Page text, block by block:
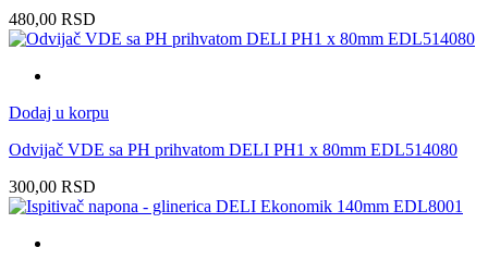
480,00 RSD
Dodaj u korpu
Odvijač VDE sa PH prihvatom DELI PH1 x 80mm EDL514080
300,00 RSD